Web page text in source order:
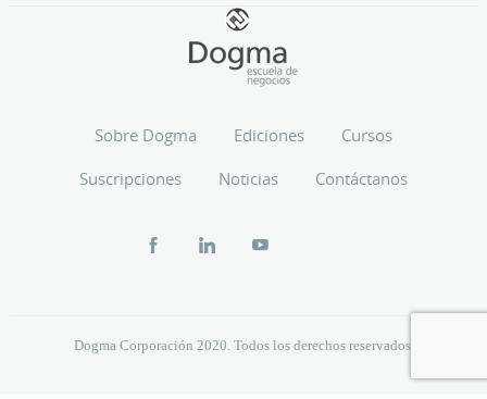
Sobre Dogma Ediciones
Cursos
Suscripciones
Noticias Contáctanos
Dogma Corporación 2020. Todos los derechos reservados.